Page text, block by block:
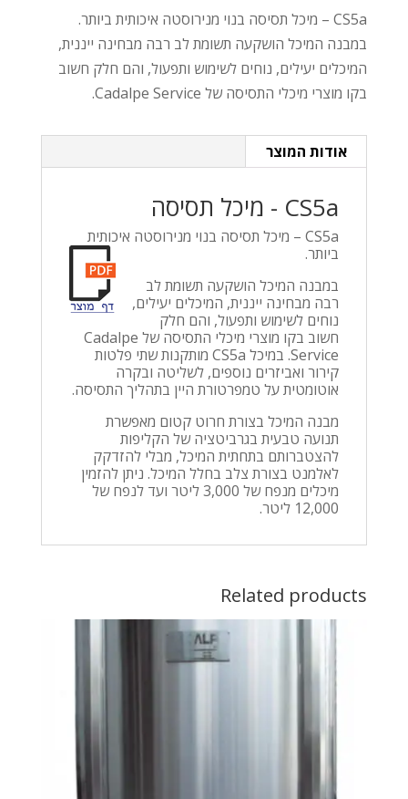
CS5a – מיכל תסיסה בנוי מנירוסטה איכותית ביותר.
במבנה המיכל הושקעה תשומת לב רבה מבחינה ייננית,
המיכלים יעילים, נוחים לשימוש ותפעול, והם חלק חשוב
בקו מוצרי מיכלי התסיסה של Cadalpe Service.
אודות המוצר
CS5a - מיכל תסיסה
CS5a – מיכל תסיסה בנוי מנירוסטה איכותית
ביותר.
במבנה המיכל הושקעה תשומת לב
רבה מבחינה ייננית, המיכלים יעילים,
נוחים לשימוש ותפעול, והם חלק
חשוב בקו מוצרי מיכלי התסיסה של Cadalpe
Service. במיכל CS5a מותקנות שתי פלטות
קירור ואביזרים נוספים, לשליטה ובקרה
אוטומטית על טמפרטורת היין בתהליך התסיסה.
מבנה המיכל בצורת חרוט קטום מאפשרת
תנועה טבעית בגרביטציה של הקליפות
להצטברותם בתחתית המיכל, מבלי להזדקק
לאלמנט בצורת צלב בחלל המיכל. ניתן להזמין
מיכלים מנפח של 3,000 ליטר ועד לנפח של
12,000 ליטר.
Related products